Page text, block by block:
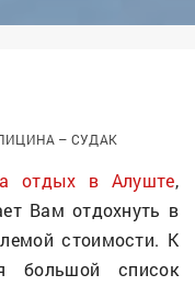
– СУДАК
отдых в Алуште,
Вам отдохнуть в
стоимости. К
большой список